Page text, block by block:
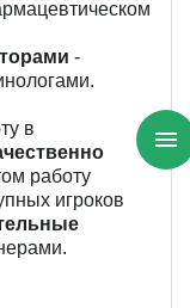
-
в
работу
игроков